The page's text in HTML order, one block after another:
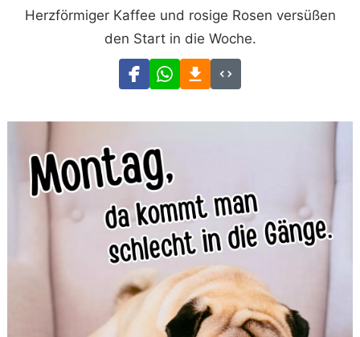
Herzförmiger Kaffee und rosige Rosen versüßen
den Start in die Woche.